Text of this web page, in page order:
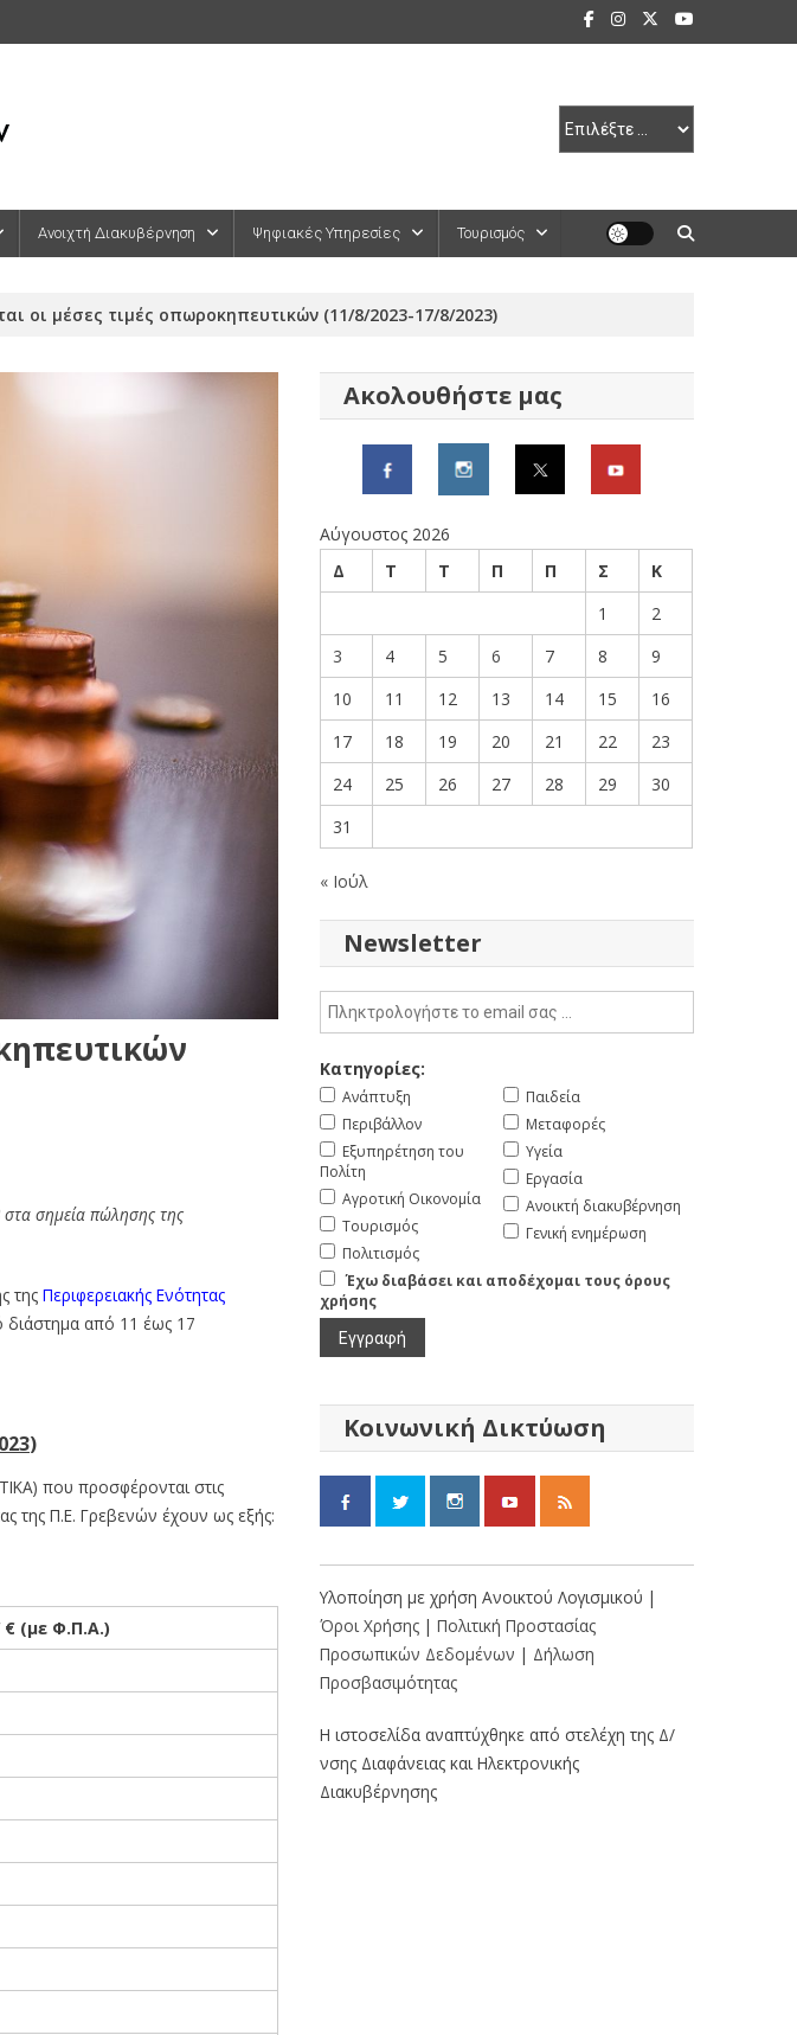
Ανοιχτή Διακυβέρνηση Ψηφιακές Υπηρεσίες Τουρισμός
οι μέσες τιμές οπωροκηπευτικών (11/8/2023-17/8/2023)
σημεία πώλησης της
της Περιφερειακής Ενότητας
διάστημα από 11 έως 17
23)
που προσφέρονται στις
της Π.Ε. Γρεβενών έχουν ως εξής:
€ (με Φ.Π.Α.)
Ακολουθήστε μας
Αύγουστος 2026
Δ
Τ Τ Π Π Σ
Κ
1
2
3
4 5 6 7 8
9
10
11 12 13 14 15
16
17
18 19 20 21 22
23
24
25 26 27 28 29
30
31
« Ιούλ
Newsletter
Κατηγορίες:
Ανάπτυξη
Περιβάλλον
Εξυπηρέτηση του
Πολίτη
Αγροτική Οικονομία
Τουρισμός
Πολιτισμός
Παιδεία
Μεταφορές
Υγεία
Εργασία
Ανοικτή διακυβέρνηση
Γενική ενημέρωση
Έχω διαβάσει και αποδέχομαι τους όρους
χρήσης
Κοινωνική Δικτύωση
Υλοποίηση με χρήση Ανοικτού Λογισμικού |
Όροι Χρήσης |Πολιτική Προστασίας
Προσωπικών Δεδομένων | Δήλωση
Προσβασιμότητας
Η ιστοσελίδα αναπτύχθηκε από στελέχη της Δ/
νσης Διαφάνειας και Ηλεκτρονικής
Διακυβέρνησης